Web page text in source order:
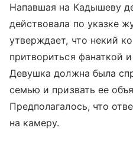
Напавшая на Кадышеву
действовала по указке
утверждает, что некий
притвориться фанаткой
Девушка должна была
семью и призвать ее
Предполагалось, что
на камеру.